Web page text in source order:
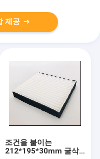
제공
조건을 붙이는
212*195*30mm 굴삭